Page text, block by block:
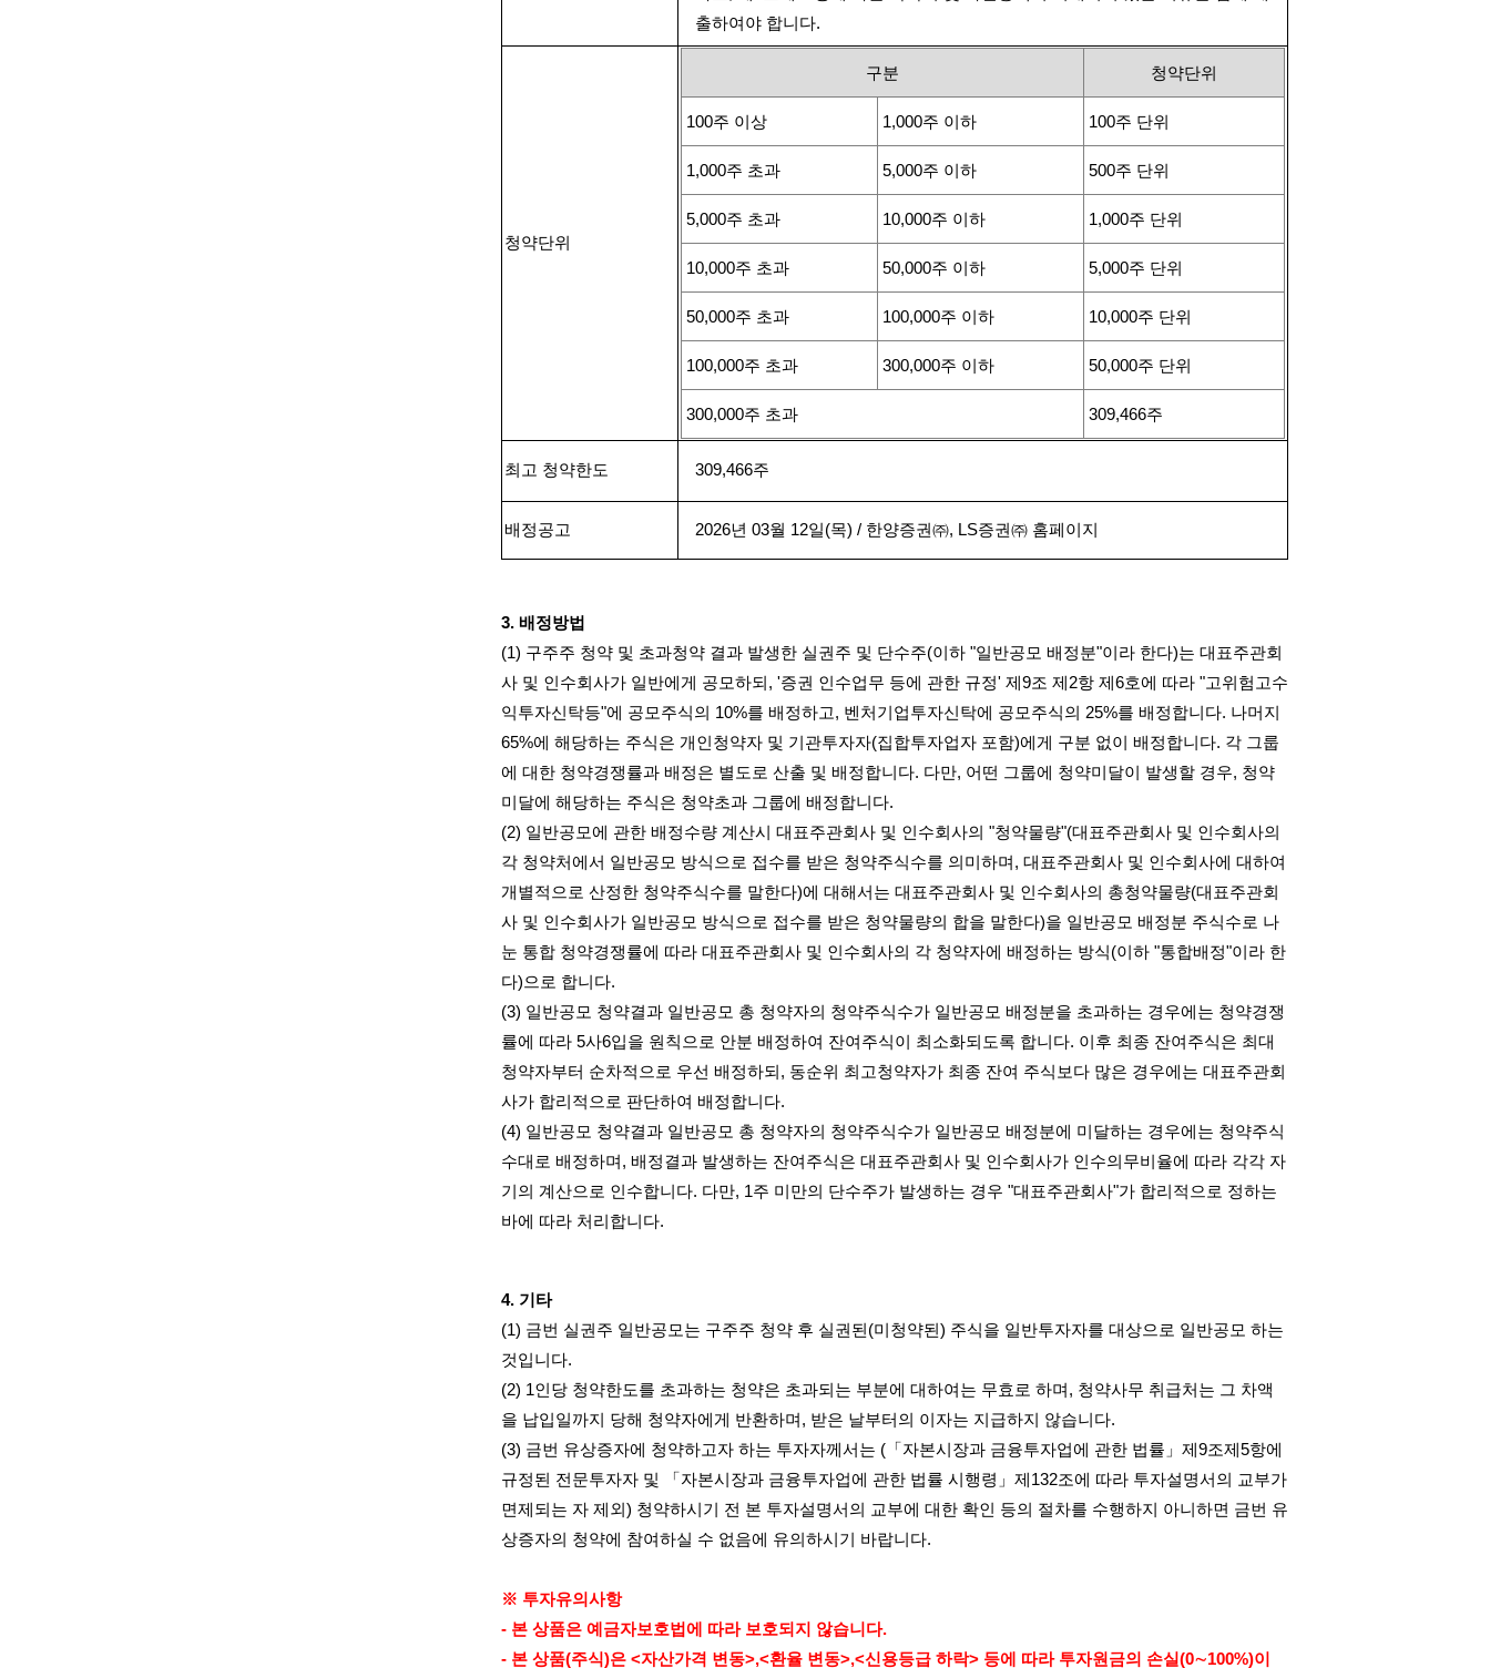
출하여야 합니다.
청약단위
구분 청약단위
100주 이상 1,000주 이하 100주 단위
1,000주 초과 5,000주 이하 500주 단위
5,000주 초과 10,000주 이하 1,000주 단위
10,000주 초과 50,000주 이하 5,000주 단위
50,000주 초과 100,000주 이하 10,000주 단위
100,000주 초과 300,000주 이하 50,000주 단위
300,000주 초과 309,466주
최고 청약한도 309,466주
배정공고 2026년03월 12일(목) / 한양증권㈜, LS증권㈜ 홈페이지
3. 배정방법
(1) 구주주 청약 및 초과청약 결과 발생한 실권주 및 단수주(이하 "일반공모 배정분"이라 한다)는 대표주관회
사 및 인수회사가 일반에게 공모하되 , '증권 인수업무 등에 관한 규정' 제 9조 제 2항 제 6호에 따라 "고위험고수
익투자신탁등"에 공모주식의 10%를 배정하고, 벤처기업투자신탁에 공모주식의 25%를 배정합니다. 나머지
65%에 해당하는 주식은 개인청약자 및 기관투자자(집합투자업자 포함)에게 구분 없이 배정합니다. 각 그룹
에 대한 청약경쟁률과 배정은 별도로 산출 및 배정합니다. 다만, 어떤 그룹에 청약미달이 발생할 경우, 청약
미달에 해당하는 주식은 청약초과 그룹에 배정합니다.
(2) 일반공모에 관한 배정수량 계산시 대표주관회사 및 인수회사의 "청약물량"(대표주관회사 및 인수회사의
각 청약처에서 일반공모 방식으로 접수를 받은 청약주식수를 의미하며 , 대표주관회사 및 인수회사에 대하여
개별적으로 산정한 청약주식수를 말한다)에 대해서는 대표주관회사 및 인수회사의 총청약물량(대표주관회
사 및 인수회사가 일반공모 방식으로 접수를 받은 청약물량의 합을 말한다)을 일반공모 배정분 주식수로 나
눈 통합 청약경쟁률에 따라 대표주관회사 및 인수회사의 각 청약자에 배정하는 방식(이하 "통합배정"이라 한
다)으로 합니다.
(3) 일반공모 청약결과 일반공모 총 청약자의 청약주식수가 일반공모 배정분을 초과하는 경우에는 청약경쟁
률에 따라 5사6입을 원칙으로 안분 배정하여 잔여주식이 최소화되도록 합니다. 이후 최종 잔여주식은 최대
청약자부터 순차적으로 우선 배정하되 , 동순위 최고청약자가 최종 잔여 주식보다 많은 경우에는 대표주관회
사가 합리적으로 판단하여 배정합니다.
(4) 일반공모 청약결과 일반공모 총 청약자의 청약주식수가 일반공모 배정분에 미달하는 경우에는 청약주식
수대로 배정하며 , 배정결과 발생하는 잔여주식은 대표주관회사 및 인수회사가 인수의무비율에 따라 각각 자
기의 계산으로 인수합니다. 다만, 1주 미만의 단수주가 발생하는 경우 "대표주관회사"가 합리적으로 정하는
바에 따라 처리합니다.
4. 기타
(1) 금번 실권주 일반공모는 구주주 청약 후 실권된 (미청약된 ) 주식을 일반투자자를 대상으로 일반공모 하는
것입니다.
(2) 1인당 청약한도를 초과하는 청약은 초과되는 부분에 대하여는 무효로 하며 , 청약사무 취급처는 그 차액
을 납입일까지 당해 청약자에게 반환하며 , 받은 날부터의 이자는 지급하지 않습니다.
(3) 금번 유상증자에 청약하고자 하는 투자자께서는 ( 「자본시장과 금융투자업에 관한 법률」제 9조제 5항에
규정된 전문투자자 및 「자본시장과 금융투자업에 관한 법률 시행령」제 132조에 따라 투자설명서의 교부가
면제되는 자 제외 ) 청약하시기 전 본 투자설명서의 교부에 대한 확인 등의 절차를 수행하지 아니하면 금번 유
상증자의 청약에 참여하실 수 없음에 유의하시기 바랍니다.
※ 투자유의사항
- 본 상품은 예금자보호법에 따라 보호되지 않습니다.
- 본 상품(주식)은 <자산가격 변동>,<환율 변동>,<신용등급 하락> 등에 따라 투자원금의 손실(0∼100%)이